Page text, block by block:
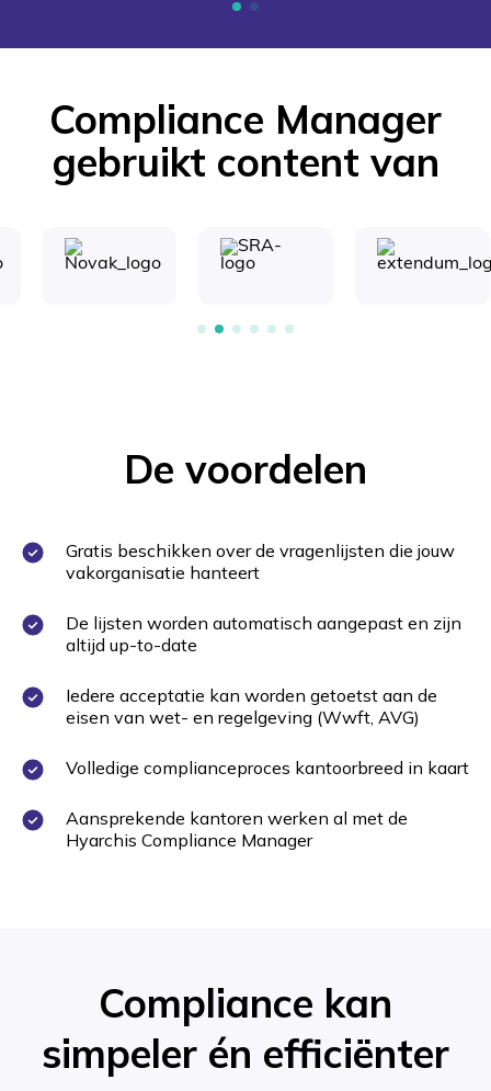
Compliance Manager
gebruikt content van
De voordelen
Gratis beschikken over de vragenlijsten die jouw
vakorganisatie hanteert
De lijsten worden automatisch aangepast en zijn
altijd up-to-date
Iedere acceptatie kan worden getoetst aan de
eisen van wet- en regelgeving (Wwft, AVG)
Volledige complianceproces kantoorbreed in kaart
Aansprekende kantoren werken al met de
Hyarchis Compliance Manager
Compliance kan
simpeler én efficiënter